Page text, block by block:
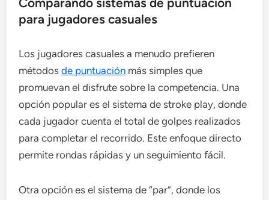
para jugadores casuales
Los jugadores casuales a menudo prefieren
métodosde puntuación más simples que
promuevan el disfrute sobre la competencia. Una
opción popular es el sistema de stroke play, donde
cada jugador cuenta el total de golpes realizados
para completar el recorrido. Este enfoque directo
permite rondas rápidas y un seguimiento fácil.
Otra opción es el sistema de “par”, donde los